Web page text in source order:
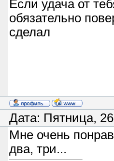
Если удача от
обязательно
сделал
Дата: Пятница,
Мне очень
два, три...